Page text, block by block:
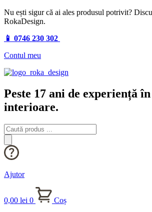
Nu ești sigur că ai ales produsul potrivit?
RokaDesign.
📱 0746 230 302
Contul meu
Peste 17 ani de experiență
interioare.
Products
search
Ajutor
0,00 lei 0
Coș